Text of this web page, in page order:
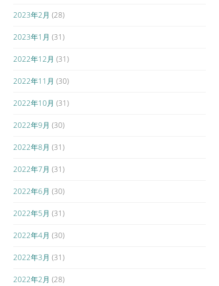
2023年2月 (28)
2023年1月 (31)
2022年12月 (31)
2022年11月 (30)
2022年10月 (31)
2022年9月 (30)
2022年8月 (31)
2022年7月 (31)
2022年6月 (30)
2022年5月 (31)
2022年4月 (30)
2022年3月 (31)
2022年2月 (28)